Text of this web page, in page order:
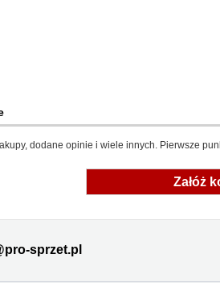
dodane opinie i wiele innych. Pierwsze
Załóż
sprzet.pl